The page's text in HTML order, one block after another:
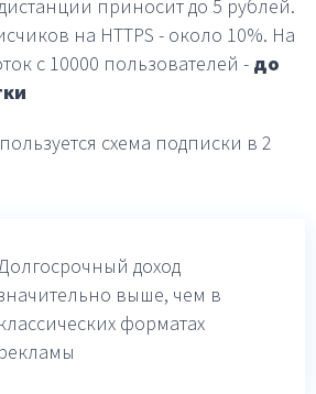
приносит до 5 рублей.
на HTTPS - около 10%. На
с 10000 пользователей - до
схема подписки в 2
Долгосрочный доход
выше, чем в
классических форматах
рекламы